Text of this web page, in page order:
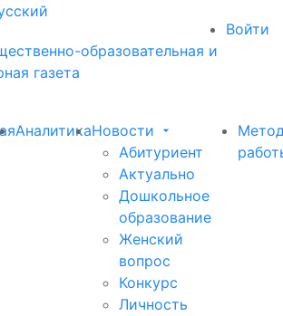
Войти
образовательная и
газета
АналитикаНовости
Абитуриент
Актуально
Дошкольное
образование
Женский
вопрос
Конкурс
Личность